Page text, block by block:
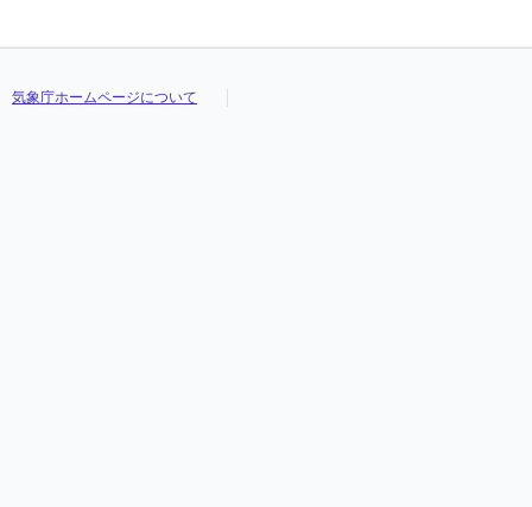
気象庁ホームページについて